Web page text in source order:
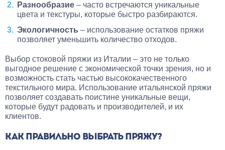
Разнообразие – часто встречаются уникальные
цвета и текстуры, которые быстро разбираются.
Экологичность – использование остатков пряжи
позволяет уменьшить количество отходов.
Выбор стоковой пряжи из Италии – это не только
выгодное решение с экономической точки зрения, но и
возможность стать частью высококачественного
текстильного мира. Использование итальянской пряжи
позволяет создавать поистине уникальные вещи,
которые будут радовать и производителей, и их
клиентов.
КАК ПРАВИЛЬНО ВЫБРАТЬ ПРЯЖУ?